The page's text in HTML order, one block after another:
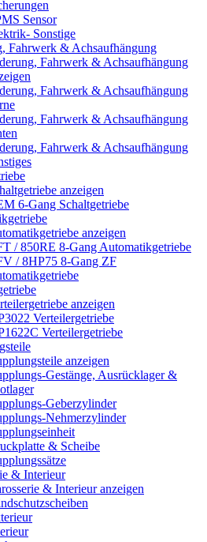
Sensor
Sonstige
Fahrwerk & Achsaufhängung
Fahrwerk & Achsaufhängung
Fahrwerk & Achsaufhängung
Fahrwerk & Achsaufhängung
Fahrwerk & Achsaufhängung
anzeigen
6-Gang Schaltgetriebe
anzeigen
/ 850RE 8-Gang Automatikgetriebe
/ 8HP75 8-Gang ZF
anzeigen
Verteilergetriebe
Verteilergetriebe
anzeigen
Gestänge, Ausrücklager &
Geberzylinder
Nehmerzylinder
& Scheibe
& Interieur
& Interieur anzeigen